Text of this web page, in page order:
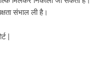
संभाल ली है।
|